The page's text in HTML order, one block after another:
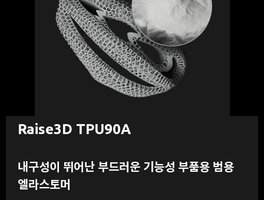
Raise3D TPU90A
내구성이 뛰어난 부드러운 기능성 부품용 범용
엘라스토머